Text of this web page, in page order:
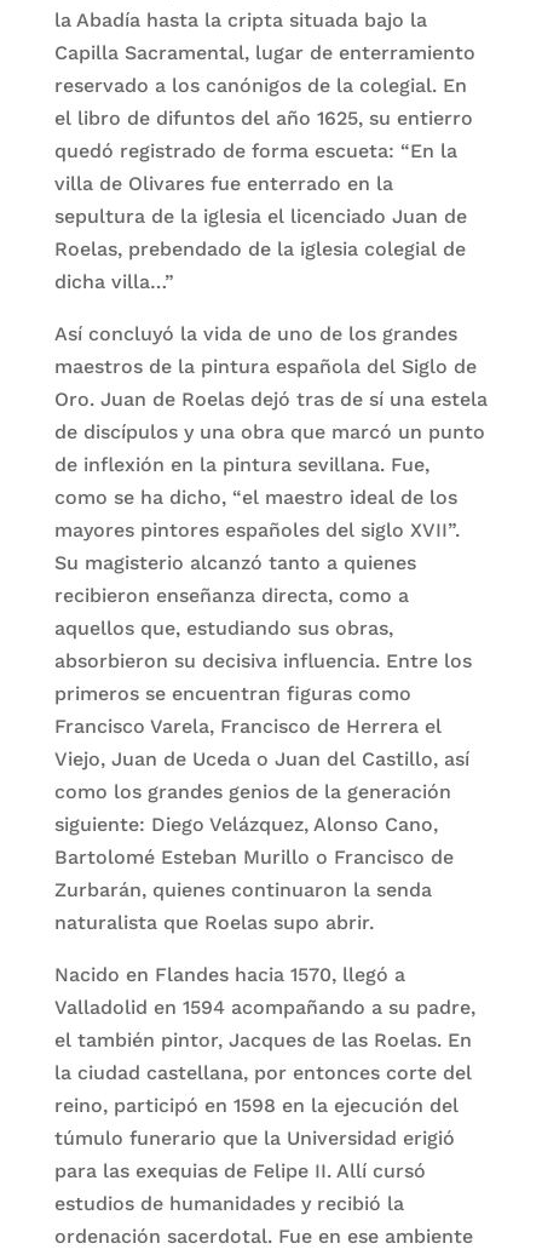
la Abadía hasta la cripta situada bajo la
Capilla Sacramental, lugar de enterramiento
reservado a los canónigos de la colegial. En
el libro de difuntos del año 1625, su entierro
quedó registrado de forma escueta: “En la
villa de Olivares fue enterrado en la
sepultura de la iglesia el licenciado Juan de
Roelas, prebendado de la iglesia colegial de
dicha villa…”
Así concluyó la vida de uno de los grandes
maestros de la pintura española del Siglo de
Oro. Juan de Roelas dejó tras de sí una estela
de discípulos y una obra que marcó un punto
de inflexión en la pintura sevillana. Fue,
como se ha dicho, “el maestro ideal de los
mayores pintores españoles del siglo XVII”.
Su magisterio alcanzó tanto a quienes
recibieron enseñanza directa, como a
aquellos que, estudiando sus obras,
absorbieron su decisiva influencia. Entre los
primeros se encuentran figuras como
Francisco Varela, Francisco de Herrera el
Viejo, Juan de Uceda o Juan del Castillo, así
como los grandes genios de la generación
siguiente: Diego Velázquez, Alonso Cano,
Bartolomé Esteban Murillo o Francisco de
Zurbarán, quienes continuaron la senda
naturalista que Roelas supo abrir.
Nacido en Flandes hacia 1570, llegó a
Valladolid en 1594 acompañando a su padre,
el también pintor, Jacques de las Roelas. En
la ciudad castellana, por entonces corte del
reino, participó en 1598 en la ejecución del
túmulo funerario que la Universidad erigió
para las exequias de Felipe II. Allí cursó
estudios de humanidades y recibió la
ordenación sacerdotal. Fue en ese ambiente